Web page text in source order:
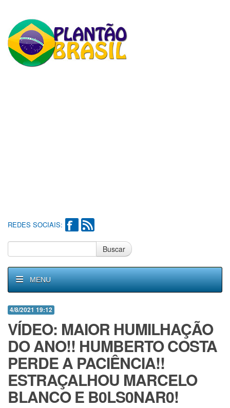
REDES SOCIAIS:
Buscar
MENU
4/8/2021 19:12
VÍDEO: MAIOR HUMILHAÇÃO
DO ANO!! HUMBERTO COSTA
PERDE A PACIÊNCIA!!
ESTRAÇALHOU MARCELO
BLANCO E B0LS0NAR0!